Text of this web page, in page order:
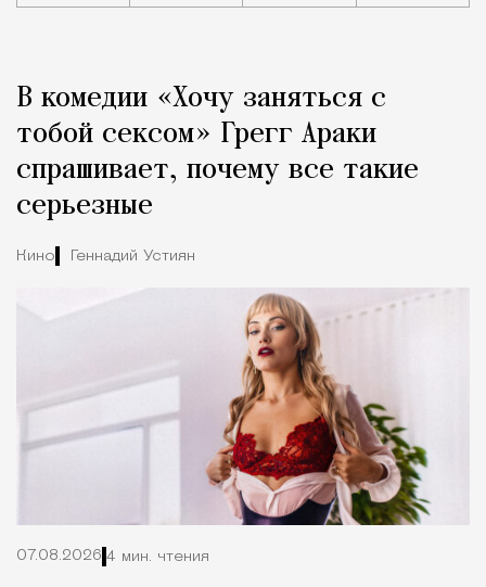
Город
В комедии «Хочу заняться с
тобой сексом» Грегг Араки
спрашивает, почему все такие
серьезные
Кино Геннадий Устиян
07.08.2026 4 мин. чтения